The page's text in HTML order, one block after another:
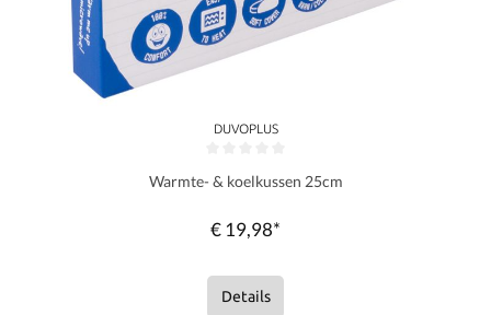
DUVOPLUS
Warmte- & koelkussen 25cm
€ 19,98*
Details